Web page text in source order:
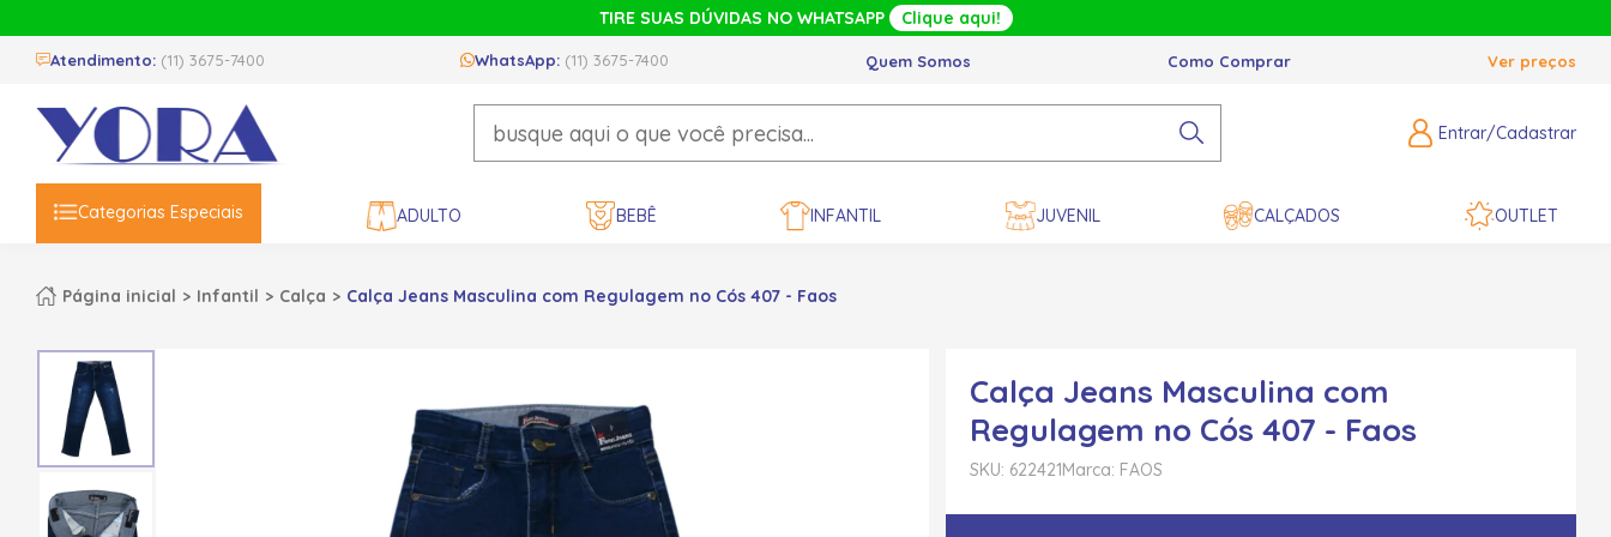
TIRE SUAS DÚVIDAS NO WHATSAPP Clique aqui!
Atendimento: (11) 3675-7400 WhatsApp: (11) 3675-7400 Quem Somos Como Comprar Ver preços
Entrar/Cadastrar
Categorias Especiais ADULTO BEBÊ INFANTIL JUVENIL CALÇADOS OUTLET
Página inicial Infantil Calça Calça Jeans Masculina com Regulagem no Cós 407 - Faos
Calça Jeans Masculina com
Regulagem no Cós 407 - Faos
SKU: 622421Marca: FAOS